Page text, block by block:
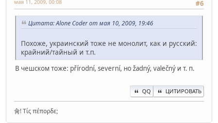
#6
мая 11, 2009, 00:08
Цитата: Alone Coder от мая 10, 2009, 19:46
Похоже, украинский тоже не монолит, как и русский:
крайний/тайный и т.п.
В чешском тоже: přírodní, severní, но žadný, valečný и т. п.
QQ ЦИТИРОВАТЬ
肏! Τίς πέπορδε;